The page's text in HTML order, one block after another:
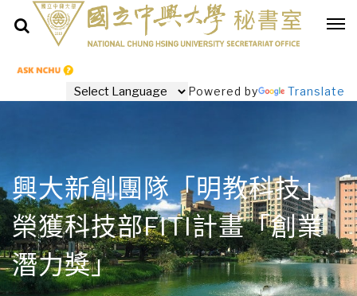
Powered by Translate
興大新創團隊「明教科技」
榮獲科技部FITI計畫「創業
潛力獎」